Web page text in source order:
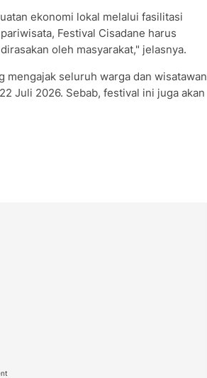
ekonomi lokal melalui fasilitasi
Festival Cisadane harus
oleh masyarakat," jelasnya.
mengajak seluruh warga dan wisatawan
Juli 2026. Sebab, festival ini juga akan